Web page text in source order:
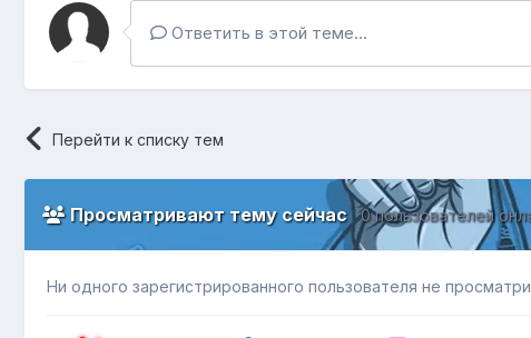
Ответить в этой теме...
Перейти к списку тем
Просматривают тему сейчас0 пользователей
Ни одного зарегистрированного пользователя не